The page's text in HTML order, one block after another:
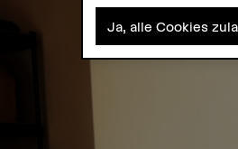
Ja, alle Cookies